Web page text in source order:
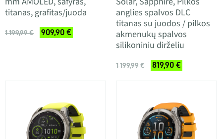
titanas, grafitas/juoda
1 199,99 € 909,90 €
anglies spalvos DLC
titanas su juodos / pilkos
akmenukų spalvos
silikoniniu dirželiu
1 199,99 € 819,90 €